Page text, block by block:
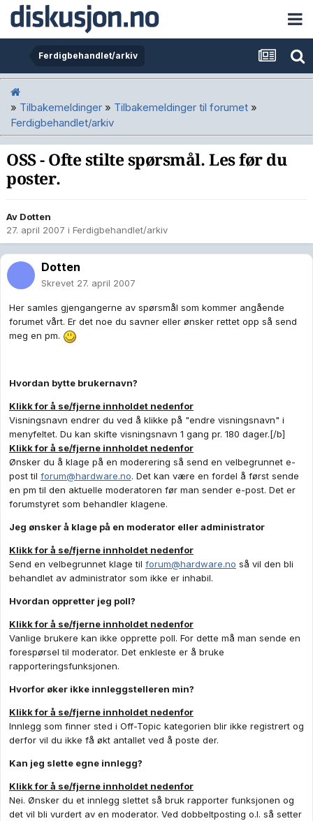
Ferdigbehandlet/arkiv
» Tilbakemeldinger » Tilbakemeldinger til forumet »
Ferdigbehandlet/arkiv
OSS - Ofte stilte spørsmål. Les før du
poster.
Av Dotten
27. april 2007 i Ferdigbehandlet/arkiv
Dotten
Skrevet 27. april 2007
Her samles gjengangerne av spørsmål som kommer angående
forumet vårt. Er det noe du savner eller ønsker rettet opp så send
meg en pm.
Hvordan bytte brukernavn?
Klikk for å se/fjerne innholdet nedenfor
Visningsnavn endrer du ved å klikke på "endre visningsnavn" i
menyfeltet. Du kan skifte visningsnavn 1 gang pr. 180 dager.[/b]
Klikk for å se/fjerne innholdet nedenfor
Ønsker du å klage på en moderering så send en velbegrunnet e-
post til forum@hardware.no. Det kan være en fordel å først sende
en pm til den aktuelle moderatoren før man sender e-post. Det er
forumstyret som behandler klagene.
Jeg ønsker å klage på en moderator eller administrator
Klikk for å se/fjerne innholdet nedenfor
Send en velbegrunnet klage til forum@hardware.no så vil den bli
behandlet av administrator som ikke er inhabil.
Hvordan oppretter jeg poll?
Klikk for å se/fjerne innholdet nedenfor
Vanlige brukere kan ikke opprette poll. For dette må man sende en
forespørsel til moderator. Det enkleste er å bruke
rapporteringsfunksjonen.
Hvorfor øker ikke innleggstelleren min?
Klikk for å se/fjerne innholdet nedenfor
Innlegg som finner sted i Off-Topic kategorien blir ikke registrert og
derfor vil du ikke få økt antallet ved å poste der.
Kan jeg slette egne innlegg?
Klikk for å se/fjerne innholdet nedenfor
Nei. Ønsker du et innlegg slettet så bruk rapporter funksjonen og
det vil bli vurdert av en moderator. Ved dobbeltposting o.l. så setter